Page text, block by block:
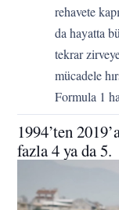
rehavete
da hayatta
tekrar
mücadele
Formula 1
1994’ten
fazla 4 ya da 5.